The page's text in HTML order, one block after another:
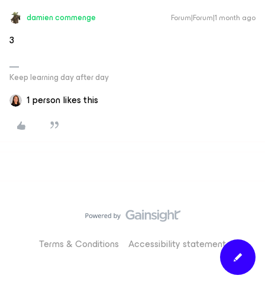
damien commenge Forum|Forum|1 month ago
3
Keep learning day after day
1 person likes this
Terms & Conditions Accessibility statement